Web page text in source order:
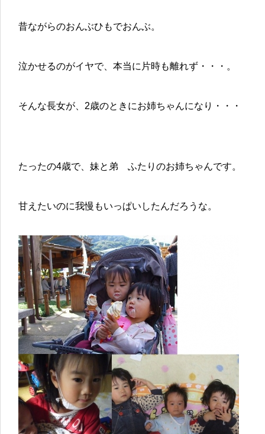
昔ながらのおんぶひもでおんぶ。
泣かせるのがイヤで、本当に片時も離れず・・・。
そんな長女が、2歳のときにお姉ちゃんになり・・・
たったの4歳で、妹と弟 ふたりのお姉ちゃんです。
甘えたいのに我慢もいっぱいしたんだろうな。